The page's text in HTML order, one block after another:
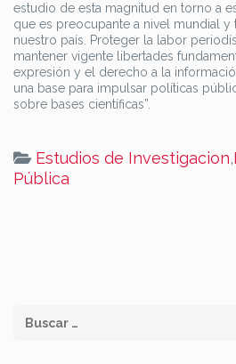
estudio de esta magnitud en torno a
que es preocupante a nivel mundial y
nuestro país. Proteger la labor
mantener vigente libertades
expresión y el derecho a la
una base para impulsar políticas
sobre bases científicas”.
Estudios de Investigacion,
Pública